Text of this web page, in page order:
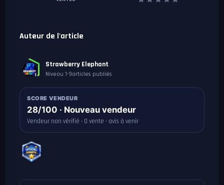
Auteur de l'article
1
Strawberry Elephant
Niveau 1•9articles publiés
SCORE VENDEUR
28/100 · Nouveau vendeur
Vendeur non vérifié · 0 vente · avis à venir